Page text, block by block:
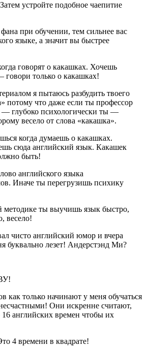
устройте подобное чаепитие
при обучении, тем сильнее вас
языке, а значит вы быстрее
говорят о какашках. Хочешь
говори только о какашках!
я пытаюсь разбудить твоего
потому что даже если ты профессор
— глубоко психологически ты —
весело от слова «какашка».
когда думаешь о какашках.
сюда английский язык. Какашек
быть!
английского языка
Иначе ты перегрузишь психику
ты выучишь язык быстро,
весело!
чисто английский юмор и вчера
буквально лезет! Андерстэнд Ми?
как только начинают у меня обучаться
Они искренне считают,
английских времен чтобы их
4 времени в квадрате!